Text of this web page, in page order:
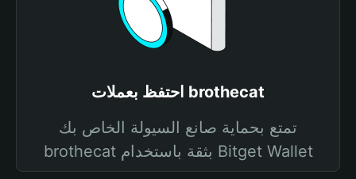
احتفظ بعملات brothecat
تمتع بحماية صانع السيولة الخاص بك
brothecat بثقة باستخدام Bitget Wallet